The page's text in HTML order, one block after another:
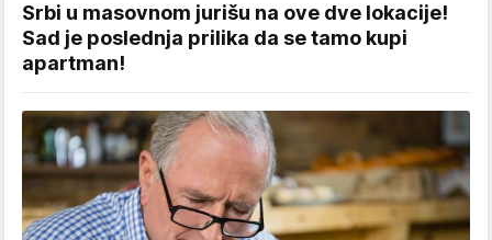
Srbi u masovnom jurišu na ove dve lokacije!
Sad je poslednja prilika da se tamo kupi
apartman!